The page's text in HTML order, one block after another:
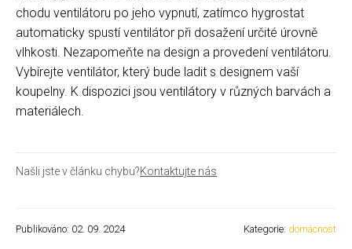
chodu ventilátoru po jeho vypnutí, zatímco hygrostat
automaticky spustí ventilátor při dosažení určité úrovně
vlhkosti. Nezapomeňte na design a provedení ventilátoru.
Vybírejte ventilátor, který bude ladit s designem vaší
koupelny. K dispozici jsou ventilátory v různých barvách a
materiálech.
Našli jste v článku chybu?Kontaktujte nás
Publikováno: 02. 09. 2024 Kategorie: domácnost